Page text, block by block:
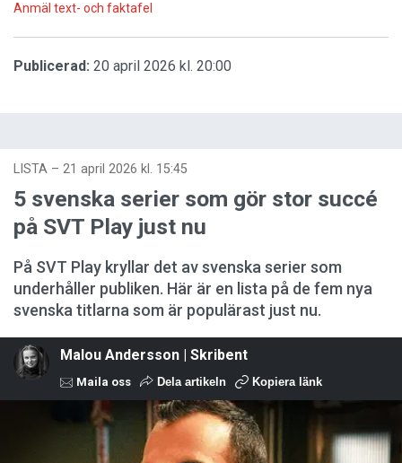
Anmäl text- och faktafel
Publicerad: 20 april 2026 kl. 20:00
LISTA – 21 april 2026 kl. 15:45
5 svenska serier som gör stor succé
på SVT Play just nu
På SVT Play kryllar det av svenska serier som
underhåller publiken. Här är en lista på de fem nya
svenska titlarna som är populärast just nu.
Malou Andersson | Skribent
Maila oss Dela artikeln Kopiera länk